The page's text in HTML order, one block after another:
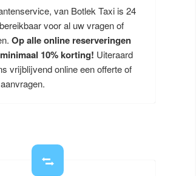
van Botlek Taxi is 24
voor al uw vragen of
Op alle online reserveringen
10% korting! Uiteraard
vrijblijvend online een offerte of